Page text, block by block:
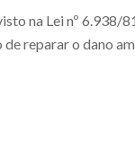
na Lei nº 6.938/
reparar o dano